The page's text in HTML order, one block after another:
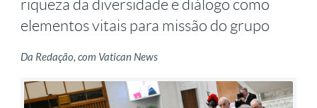
riqueza da diversidade e diálogo como
elementos vitais para missão do grupo
Da Redação, com Vatican News